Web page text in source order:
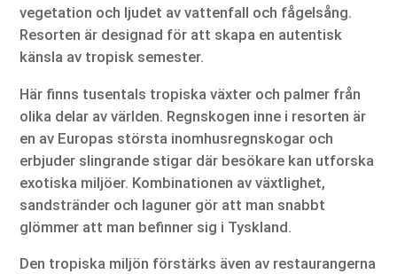
vegetation och ljudet av vattenfall och fågelsång.
Resorten är designad för att skapa en autentisk
känsla av tropisk semester.
Här finns tusentals tropiska växter och palmer från
olika delar av världen. Regnskogen inne i resorten är
en av Europas största inomhusregnskogar och
erbjuder slingrande stigar där besökare kan utforska
exotiska miljöer. Kombinationen av växtlighet,
sandstränder och laguner gör att man snabbt
glömmer att man befinner sig i Tyskland.
Den tropiska miljön förstärks även av restaurangerna